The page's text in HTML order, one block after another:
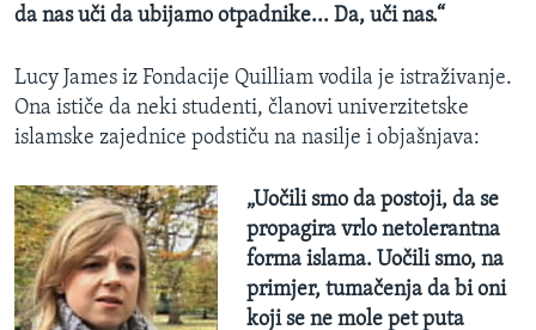
da nas uči da ubijamo otpadnike... Da, uči nas.“
Lucy James iz Fondacije Quilliam vodila je istraživanje.
Ona ističe da neki studenti, članovi univerzitetske
islamske zajednice podstiču na nasilje i objašnjava:
„Uočili smo da postoji, da se
propagira vrlo netolerantna
forma islama. Uočili smo, na
primjer, tumačenja da bi oni
koji se ne mole pet puta